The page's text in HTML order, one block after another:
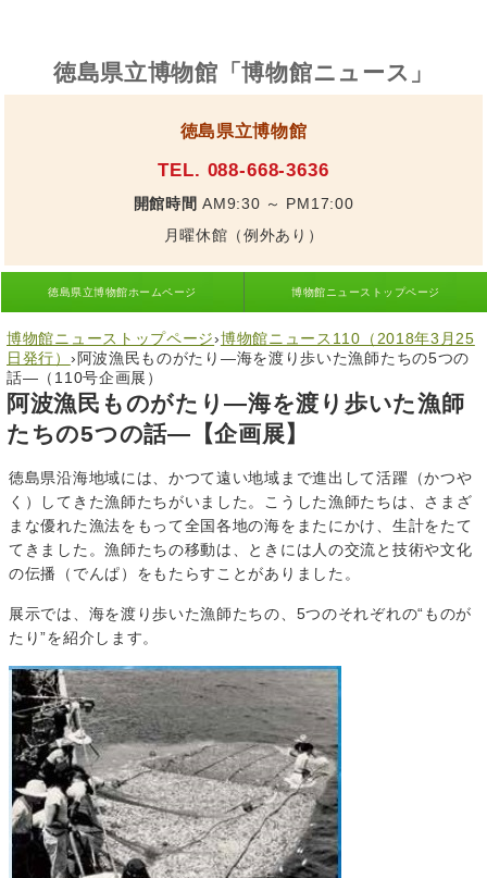
徳島県立博物館「博物館ニュース」
徳島県立博物館
TEL. 088-668-3636
開館時間 AM9:30 ～ PM17:00
月曜休館（例外あり）
徳島県立博物館ホームページ 博物館ニューストップページ
博物館ニューストップページ›博物館ニュース110（2018年3月25
日発行） › 阿波漁民ものがたり―海を渡り歩いた漁師たちの5つの
話―（110号企画展）
阿波漁民ものがたり―海を渡り歩いた漁師
たちの5つの話―【企画展】
徳島県沿海地域には、かつて遠い地域まで進出して活躍（かつや
く）してきた漁師たちがいました。こうした漁師たちは、さまざ
まな優れた漁法をもって全国各地の海をまたにかけ、生計をたて
てきました。漁師たちの移動は、ときには人の交流と技術や文化
の伝播（でんぱ）をもたらすことがありました。
展示では、海を渡り歩いた漁師たちの、5つのそれぞれの“ものが
たり”を紹介します。